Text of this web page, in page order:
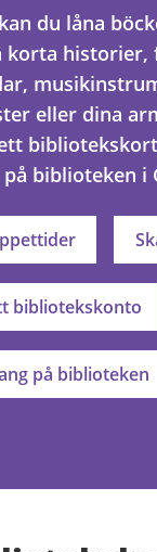
du låna
korta historier,
eller dina
biblioteken i
bibliotekskonto
på biblioteken